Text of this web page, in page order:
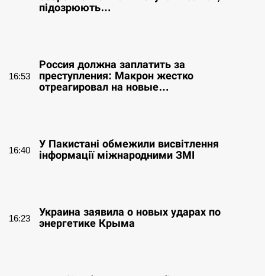
підозрюють…
16:53
Россия должна заплатить за
преступления: Макрон жестко
отреагировал на новые…
16:40
У Пакистані обмежили висвітлення
інформації міжнародними ЗМІ
16:23
Украина заявила о новых ударах по
энергетике Крыма